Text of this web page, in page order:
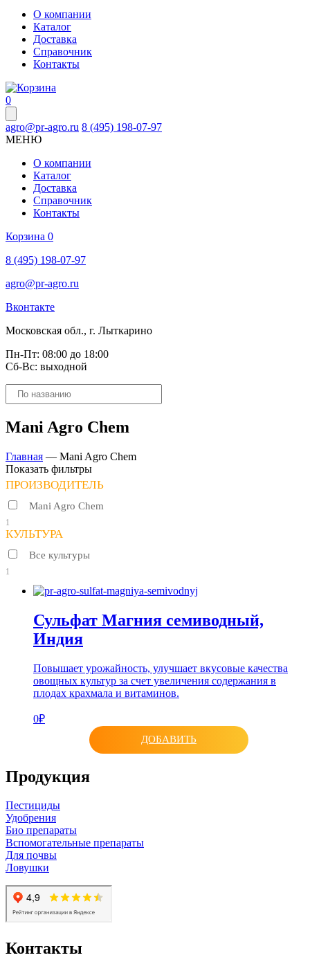
О компании
Каталог
Доставка
Справочник
Контакты
0
agro@pr-agro.ru 8 (495) 198-07-97
МЕНЮ
О компании
Каталог
Доставка
Справочник
Контакты
Корзина 0
8 (495) 198-07-97
agro@pr-agro.ru
Вконтакте
Московская обл., г. Лыткарино
Пн-Пт: 08:00 до 18:00
Сб-Вс: выходной
Поиск
товаров
Mani Agro Chem
Главная — Mani Agro Chem
Показать фильтры
ПРОИЗВОДИТЕЛЬ
Mani Agro Chem
1
КУЛЬТУРА
Все культуры
1
Сульфат Магния семиводный,
Индия
Повышает урожайность, улучшает вкусовые качества
овощных культур за счет увеличения содержания в
плодах крахмала и витаминов.
0₽
ДОБАВИТЬ
Продукция
Пестициды
Удобрения
Био препараты
Вспомогательные препараты
Для почвы
Ловушки
Контакты